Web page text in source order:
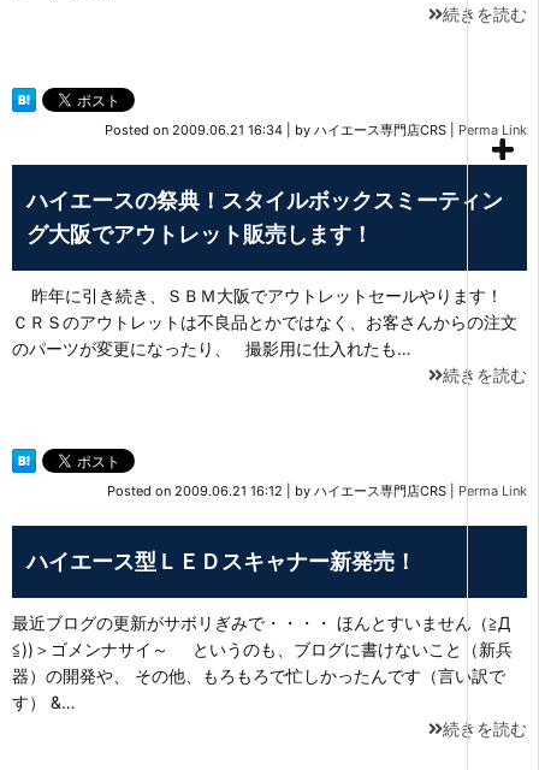
続きを読む
Posted on 2009.06.21 16:34 by ハイエース専門店CRS Perma Link
ハイエースの祭典！スタイルボックスミーティン
グ大阪でアウトレット販売します！
昨年に引き続き、ＳＢＭ大阪でアウトレットセールやります！
ＣＲＳのアウトレットは不良品とかではなく、お客さんからの注文
のパーツが変更になったり、 撮影用に仕入れたも…
続きを読む
Posted on 2009.06.21 16:12 by ハイエース専門店CRS Perma Link
ハイエース型ＬＥＤスキャナー新発売！
最近ブログの更新がサボリぎみで・・・・ ほんとすいません（≧Д
≦))＞ゴメンナサイ～ というのも、ブログに書けないこと（新兵
器）の開発や、 その他、もろもろで忙しかったんです（言い訳で
す） &…
続きを読む